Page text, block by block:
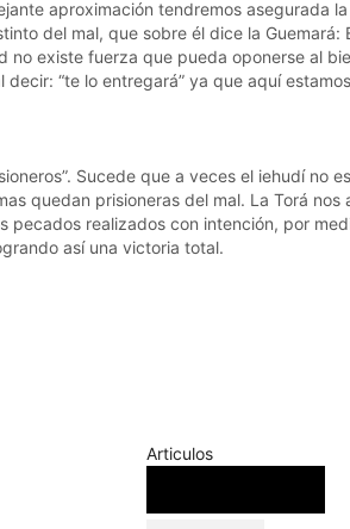
aproximación tendremos
del mal, que sobre él dice la
existe fuerza que pueda oponerse al
decir: “te lo entregará” ya que aquí
Sucede que a veces el iehudí
quedan prisioneras del mal. La Torá
pecados realizados con intención, por
así una victoria total.
Articulos